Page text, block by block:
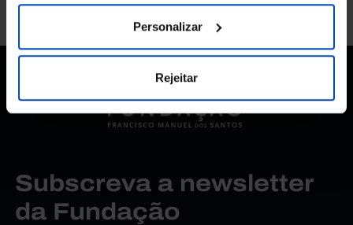
Personalizar
Rejeitar
Subscreva a newsletter
da Fundação